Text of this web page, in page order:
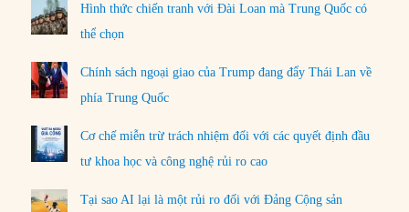
Hình thức chiến tranh với Đài Loan mà Trung Quốc có
thể chọn
Chính sách ngoại giao của Trump đang đẩy Thái Lan về
phía Trung Quốc
Cơ chế miễn trừ trách nhiệm đối với các quyết định đầu
tư khoa học và công nghệ rủi ro cao
Tại sao AI lại là một rủi ro đối với Đảng Cộng sản